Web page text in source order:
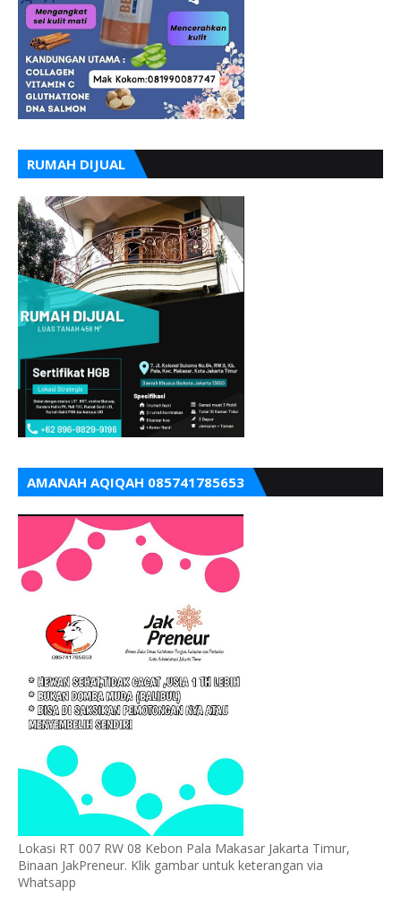
RUMAH DIJUAL
AMANAH AQIQAH 085741785653
Lokasi RT 007 RW 08 Kebon Pala Makasar Jakarta Timur,
Binaan JakPreneur. Klik gambar untuk keterangan via
Whatsapp